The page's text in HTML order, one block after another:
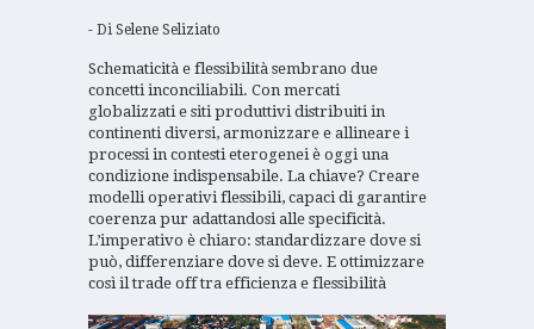
Di Selene Seliziato
Schematicità e flessibilità sembrano due
concetti inconciliabili. Con mercati
globalizzati e siti produttivi distribuiti in
continenti diversi, armonizzare e allineare i
processi in contesti eterogenei è oggi una
condizione indispensabile. La chiave? Creare
modelli operativi flessibili, capaci di garantire
coerenza pur adattandosi alle specificità.
L’imperativo è chiaro: standardizzare dove si
può, differenziare dove si deve. E ottimizzare
così il trade off tra efficienza e flessibilità